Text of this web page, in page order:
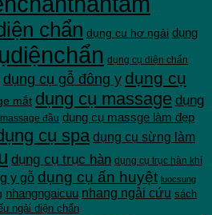
chẩn dụng cu hơ ngải dụng
dụng cụ diện chẩn
dụng cụ gỗ đông y dụng cụ
mắt dụng cụ massage dụng
đầu dụng cụ massge làm đẹp
cụ spa dụng cụ sừng làm
dụng cụ trục hàn dụng cụ trục hàn khí
y gỗ dụng cụ ấn huyệt luocsung
nhangngaicuu nhang ngải cứu sách
ngải diện chẩn